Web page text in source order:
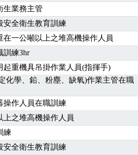
告】因應颱風來襲，若遇停班停課消息 補
才投資】06/03-06/08堆高機課程，政府出
安全評估人員】開課囉
告】颱風假11/12停班停課
告】因應颱風來襲，若遇停班停課消息 補
程】2026年，課程意見蒐集~
程】SDS格式百百種？專業講師帶您判斷
告】颱風假114/07/07停班停課
課程】～～前導課程看這邊推出囉～～
程】前導課程推出公告！
程】要怎麼進修自我？課程百百種選擇好
氣體製造安全主任」、「隧道等襯砌作業
生業務主管
安全衛生教育訓練
在一公噸以上之堆高機操作人員
訓練3hr
起重機具吊掛作業人員(指揮手)
化學、鉛、粉塵、缺氧)作業主管在職
操作人員在職訓練
上之堆高機操作人員
練
安全衛生教育訓練